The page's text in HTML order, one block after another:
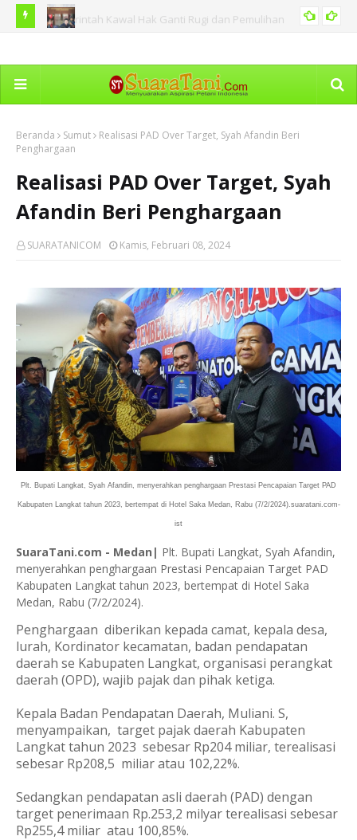
Sepak Bola Dunia
Beranda Sumut
Realisasi PAD Over Target, Syah Afandin Beri
Penghargaan
Realisasi PAD Over Target, Syah
Afandin Beri Penghargaan
SUARATANICOM Kamis, Februari 08, 2024
Plt. Bupati Langkat, Syah Afandin, menyerahkan penghargaan Prestasi Pencapaian Target PAD
Kabupaten Langkat tahun 2023, bertempat di Hotel Saka Medan, Rabu (7/2/2024).suaratani.com-
ist
SuaraTani.com - Medan| Plt. Bupati Langkat, Syah Afandin,
menyerahkan penghargaan Prestasi Pencapaian Target PAD
Kabupaten Langkat tahun 2023, bertempat di Hotel Saka
Medan, Rabu (7/2/2024).
Penghargaan diberikan kepada camat, kepala desa,
lurah, Kordinator kecamatan, badan pendapatan
daerah se Kabupaten Langkat, organisasi perangkat
daerah (OPD), wajib pajak dan pihak ketiga.
Kepala Badan Pendapatan Daerah, Muliani. S,
menyampaikan, target pajak daerah Kabupaten
Langkat tahun 2023 sebesar Rp204 miliar, terealisasi
sebesar Rp208,5 miliar atau 102,22%.
Sedangkan pendapatan asli daerah (PAD) dengan
target penerimaan Rp.253,2 milyar terealisasi sebesar
Rp255,4 miliar atau 100,85%.